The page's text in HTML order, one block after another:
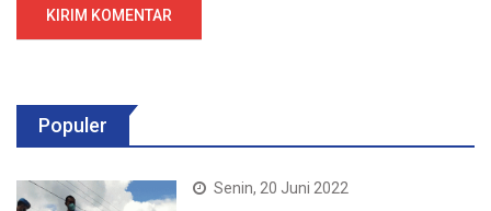
Populer
Senin, 20 Juni 2022